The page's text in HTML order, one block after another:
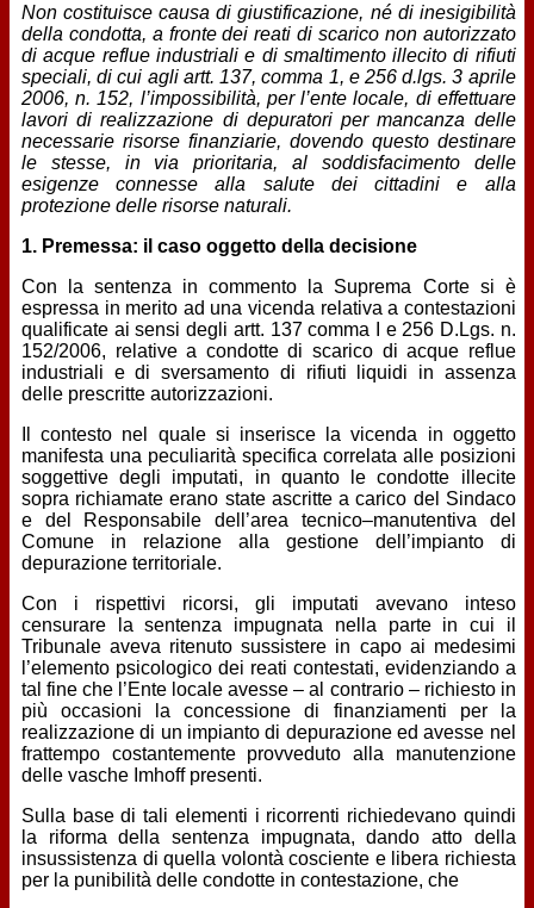
Non costituisce causa di giustificazione, né di inesigibilità
della condotta, a fronte dei reati di scarico non autorizzato
di acque reflue industriali e di smaltimento illecito di rifiuti
speciali, di cui agli artt. 137, comma 1, e 256 d.lgs. 3 aprile
2006, n. 152, l’impossibilità, per l’ente locale, di effettuare
lavori di realizzazione di depuratori per mancanza delle
necessarie risorse finanziarie, dovendo questo destinare
le stesse, in via prioritaria, al soddisfacimento delle
esigenze connesse alla salute dei cittadini e alla
protezione delle risorse naturali.
1. Premessa: il caso oggetto della decisione
Con la sentenza in commento la Suprema Corte si è
espressa in merito ad una vicenda relativa a contestazioni
qualificate ai sensi degli artt. 137 comma I e 256 D.Lgs. n.
152/2006, relative a condotte di scarico di acque reflue
industriali e di sversamento di rifiuti liquidi in assenza
delle prescritte autorizzazioni.
Il contesto nel quale si inserisce la vicenda in oggetto
manifesta una peculiarità specifica correlata alle posizioni
soggettive degli imputati, in quanto le condotte illecite
sopra richiamate erano state ascritte a carico del Sindaco
e del Responsabile dell’area tecnico–manutentiva del
Comune in relazione alla gestione dell’impianto di
depurazione territoriale.
Con i rispettivi ricorsi, gli imputati avevano inteso
censurare la sentenza impugnata nella parte in cui il
Tribunale aveva ritenuto sussistere in capo ai medesimi
l’elemento psicologico dei reati contestati, evidenziando a
tal fine che l’Ente locale avesse – al contrario – richiesto in
più occasioni la concessione di finanziamenti per la
realizzazione di un impianto di depurazione ed avesse nel
frattempo costantemente provveduto alla manutenzione
delle vasche Imhoff presenti.
Sulla base di tali elementi i ricorrenti richiedevano quindi
la riforma della sentenza impugnata, dando atto della
insussistenza di quella volontà cosciente e libera richiesta
per la punibilità delle condotte in contestazione, che